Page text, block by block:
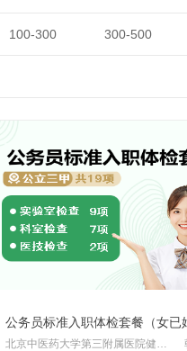
100-300 300-500
公务员标准入职体检套餐（女已
北京中医药大学第三附属医院健康管理体检中心